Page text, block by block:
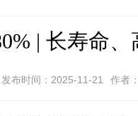
| 长寿命
发布时间：2025-11-21 作者